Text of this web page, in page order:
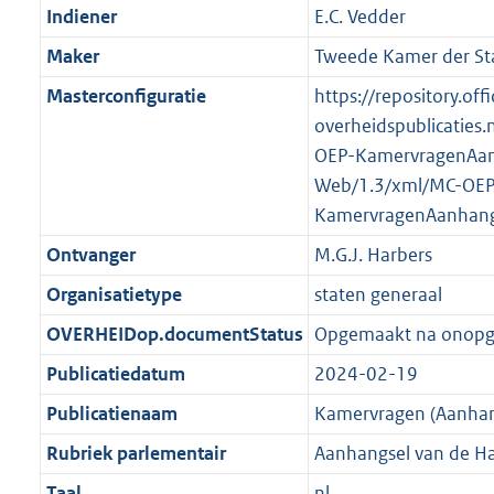
t
a
t
b K
b
Indiener
E.C. Vedder
Maker
Tweede Kamer der
Masterconfiguratie
https://
OEP-
Web/1.3/xml/MC-
Ontvanger
M.G.J. Harbers
Organisatietype
staten generaal
OVERHEIDop.documentStatus Opgemaakt na
Publicatiedatum
2024-02-19
Publicatienaam
Kamervragen
Rubriek parlementair
Aanhangsel van de